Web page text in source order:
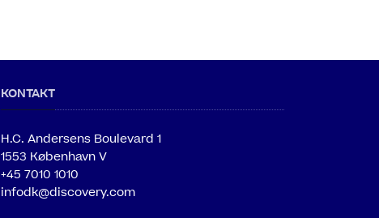
KONTAKT
H.C. Andersens Boulevard 1
1553 København V
+45 7010 1010
infodk@discovery.com